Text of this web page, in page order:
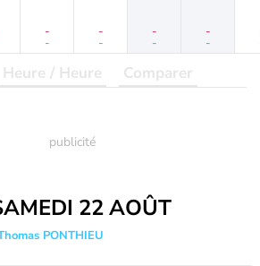
-
-
-
-
-
-
-
-
Heure / Heure Comparer
22 AOÛT
PONTHIEU